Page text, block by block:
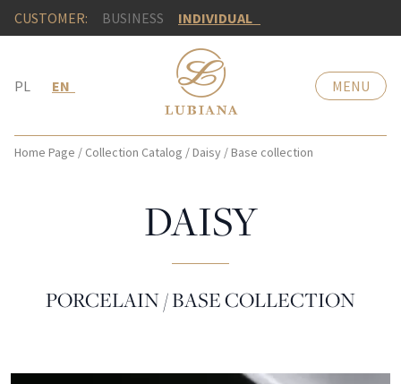
CUSTOMER: BUSINESS INDIVIDUAL
PL EN MENU
Home Page / Collection Catalog /Daisy /Base collection
DAISY
PORCELAIN / BASE COLLECTION